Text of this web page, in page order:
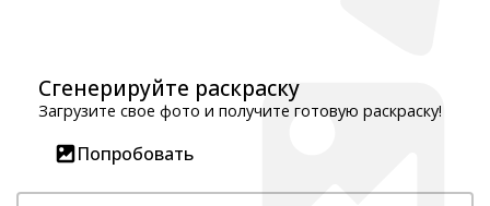
Сгенерируйте раскраску
Загрузите свое фото и получите готовую раскраску!
Попробовать